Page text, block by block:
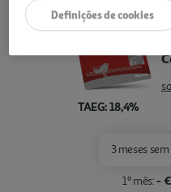
Opções de
TAEG: 18,4%
3 meses
1º mês:- €
Definições de cookies